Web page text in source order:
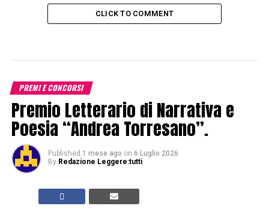
CLICK TO COMMENT
PREMI E CONCORSI
Premio Letterario di Narrativa e
Poesia “Andrea Torresano”.
Published 1 mese ago on 6 Luglio 2026
By Redazione Leggere:tutti